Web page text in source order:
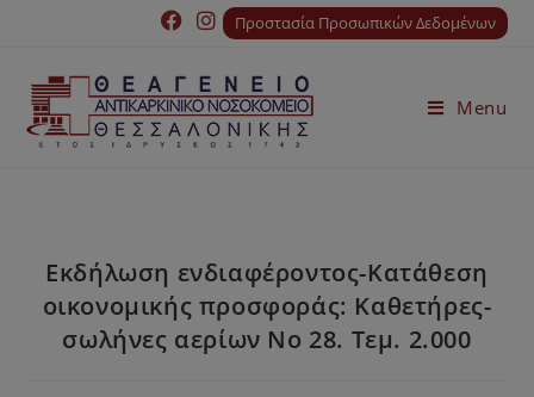
Προστασία Προσωπικών Δεδομένων
Menu
Εκδήλωση ενδιαφέροντος-Κατάθεση
οικονοµικής προσφοράς: Καθετήρες-
σωλήνες αερίων Νο 28. Τεµ. 2.000